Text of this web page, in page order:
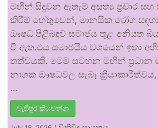
මඟින් සිදුවන ඇතැම් අසත්‍ය ප්‍රචාර
කිරීම් හේතුවෙන්, මානසික රෝග
ඖෂධ පිළිබඳව සමාජය තුළ අනියත
වී ඇත.එය සමාජයීය වශයෙන් ඉතා
තත්වයකි. මෙම සටහන මඟින් ප්‍රධාන
නාශක ඖෂධවල සැබෑ
…
වැඩිපුර කියවන්න